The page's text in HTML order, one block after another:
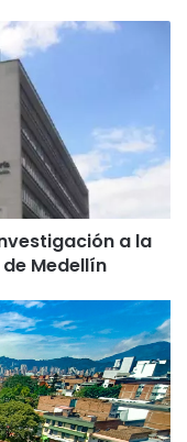
a la
Medellín